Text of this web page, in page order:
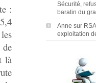
Sécurité,
baratin du
Anne sur
exploitation
:
là